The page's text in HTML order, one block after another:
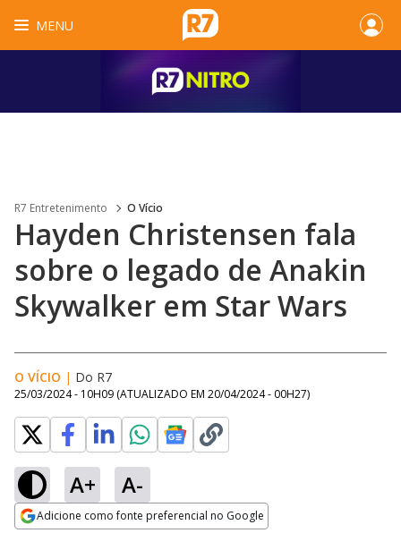
MENU
R7 Entretenimento O Vício
Hayden Christensen fala
sobre o legado de Anakin
Skywalker em Star Wars
O VÍCIO | Do R7
25/03/2024 - 10H09 (ATUALIZADO EM 20/04/2024 - 00H27)
A+ A-
Adicione como fonte preferencial no Google